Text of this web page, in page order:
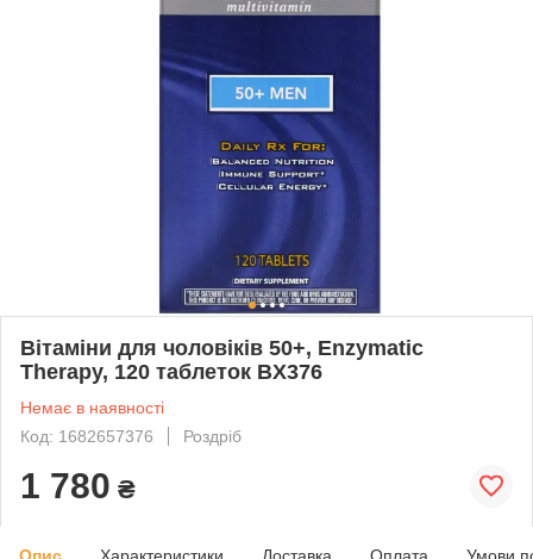
Вітаміни для чоловіків 50+, Enzymatic
Therapy, 120 таблеток BX376
Немає в наявності
Код: 1682657376
Роздріб
1 780 ₴
Опис Характеристики Доставка Оплата Умови